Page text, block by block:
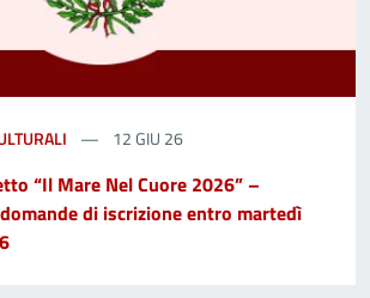
12 GIU 26
“Il Mare Nel Cuore 2026” –
di iscrizione entro martedì